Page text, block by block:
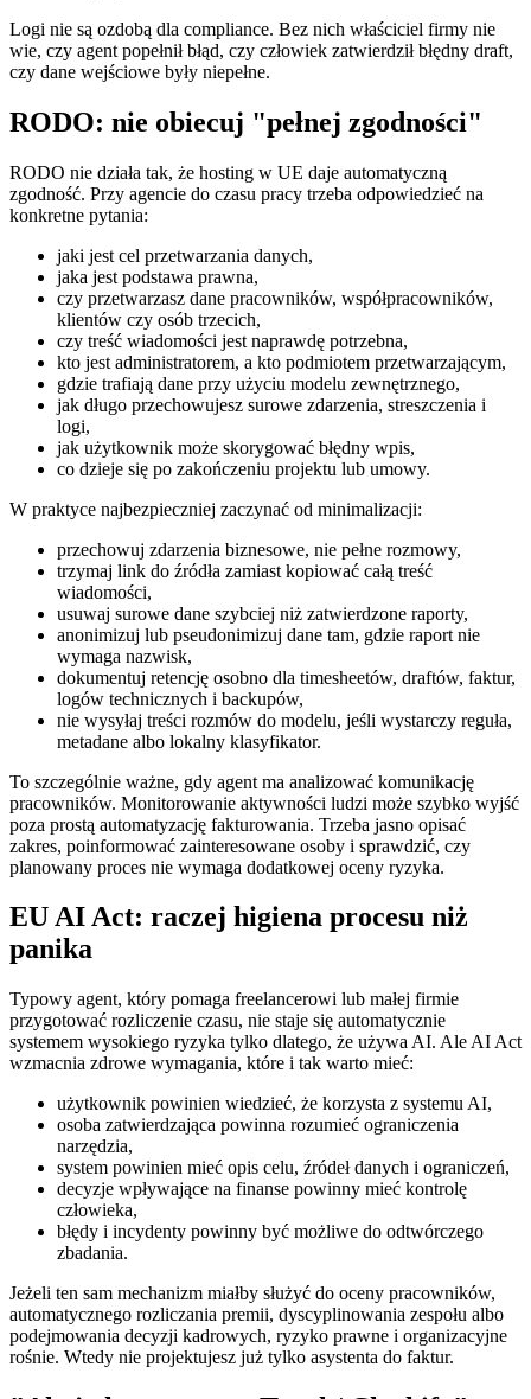
Logi nie są ozdobą dla compliance. Bez nich właściciel firmy nie
wie, czy agent popełnił błąd, czy człowiek zatwierdził błędny draft,
czy dane wejściowe były niepełne.
RODO: nie obiecuj "pełnej zgodności"
RODO nie działa tak, że hosting w UE daje automatyczną
zgodność. Przy agencie do czasu pracy trzeba odpowiedzieć na
konkretne pytania:
jaki jest cel przetwarzania danych,
jaka jest podstawa prawna,
czy przetwarzasz dane pracowników, współpracowników,
klientów czy osób trzecich,
czy treść wiadomości jest naprawdę potrzebna,
kto jest administratorem, a kto podmiotem przetwarzającym,
gdzie trafiają dane przy użyciu modelu zewnętrznego,
jak długo przechowujesz surowe zdarzenia, streszczenia i
logi,
jak użytkownik może skorygować błędny wpis,
co dzieje się po zakończeniu projektu lub umowy.
W praktyce najbezpieczniej zaczynać od minimalizacji:
przechowuj zdarzenia biznesowe, nie pełne rozmowy,
trzymaj link do źródła zamiast kopiować całą treść
wiadomości,
usuwaj surowe dane szybciej niż zatwierdzone raporty,
anonimizuj lub pseudonimizuj dane tam, gdzie raport nie
wymaga nazwisk,
dokumentuj retencję osobno dla timesheetów, draftów, faktur,
logów technicznych i backupów,
nie wysyłaj treści rozmów do modelu, jeśli wystarczy reguła,
metadane albo lokalny klasyfikator.
To szczególnie ważne, gdy agent ma analizować komunikację
pracowników. Monitorowanie aktywności ludzi może szybko wyjść
poza prostą automatyzację fakturowania. Trzeba jasno opisać
zakres, poinformować zainteresowane osoby i sprawdzić, czy
planowany proces nie wymaga dodatkowej oceny ryzyka.
EU AI Act: raczej higiena procesu niż
panika
Typowy agent, który pomaga freelancerowi lub małej firmie
przygotować rozliczenie czasu, nie staje się automatycznie
systemem wysokiego ryzyka tylko dlatego, że używa AI. Ale AI Act
wzmacnia zdrowe wymagania, które i tak warto mieć:
użytkownik powinien wiedzieć, że korzysta z systemu AI,
osoba zatwierdzająca powinna rozumieć ograniczenia
narzędzia,
system powinien mieć opis celu, źródeł danych i ograniczeń,
decyzje wpływające na finanse powinny mieć kontrolę
człowieka,
błędy i incydenty powinny być możliwe do odtwórczego
zbadania.
Jeżeli ten sam mechanizm miałby służyć do oceny pracowników,
automatycznego rozliczania premii, dyscyplinowania zespołu albo
podejmowania decyzji kadrowych, ryzyko prawne i organizacyjne
rośnie. Wtedy nie projektujesz już tylko asystenta do faktur.